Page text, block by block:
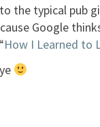
the typical pub
Google
How I Learned to